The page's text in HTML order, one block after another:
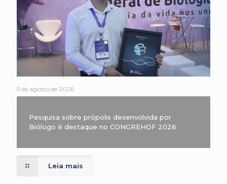
5 de agosto de 2026
Pesquisa sobre própolis desenvolvida por
Biólogo é destaque no CONGREHOF 2026
Leia mais